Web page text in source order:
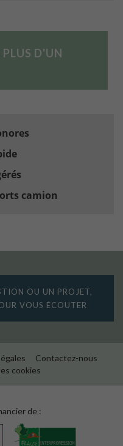
D'UN
camion
OU UN PROJET,
VOUS ÉCOUTER
Contactez-nous
cookies
de :